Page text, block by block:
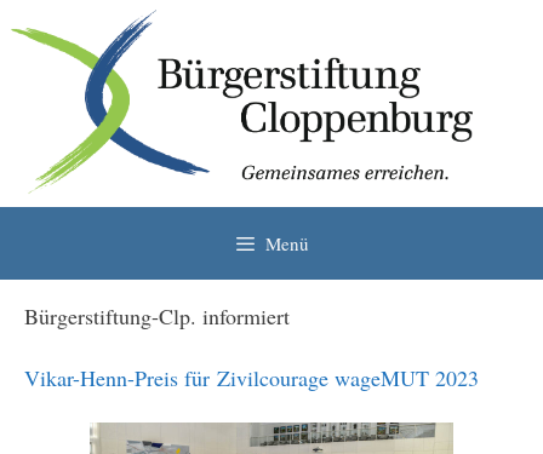
Inhalt
springen
Menü
Bürgerstiftung-Clp. informiert
Vikar-Henn-Preis für Zivilcourage wageMUT 2023